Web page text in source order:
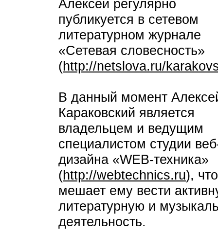
Алексей регулярно
публикуется в сетевом
литературном журнале
«Сетевая словесность»
(http://netslova.ru/
В данный момент
Караковский является
владельцем и ведущим
специалистом студии
дизайна «WEB-техника»
(http://webtechnics.ru),
мешает ему вести
литературную и
деятельность.